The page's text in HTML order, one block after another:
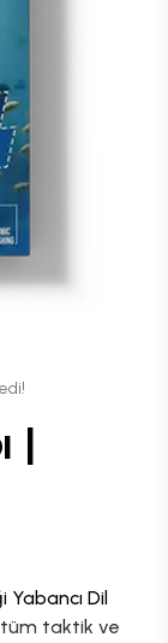
|
Dil
tüm taktik ve